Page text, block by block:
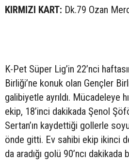
KIRMIZI KART: Dk.79 Ozan
K-Pet Süper Lig’in 22’nci
Birliği’ne konuk olan Gençler
galibiyetle ayrıldı. Mücadeleye
ekip, 18’inci dakikada Şenol
Sertan’ın kaydettiği gollerle
önde gitti. Ev sahibi ekip ikinci
da aradığı golü 90’ncı dakikada